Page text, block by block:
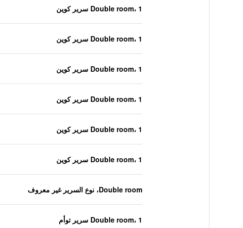
Double room، 1 سرير كوين
Double room، 1 سرير كوين
Double room، 1 سرير كوين
Double room، 1 سرير كوين
Double room، 1 سرير كوين
Double room، 1 سرير كوين
Double room، نوع السرير غير معروف
Double room، 1 سرير توأم